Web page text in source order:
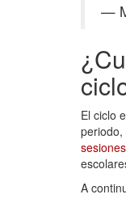
—
El ciclo
periodo,
A